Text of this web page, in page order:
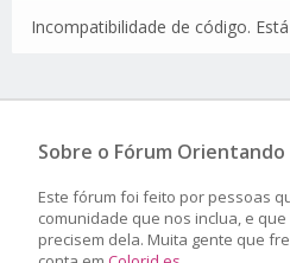
Incompatibilidade de código.
Sobre o Fórum Orientando
Este fórum foi feito por pessoas
comunidade que nos inclua, e
precisem dela. Muita gente que